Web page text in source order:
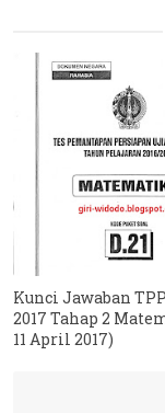
Kunci Jawaban
2017 Tahap 2
11 April 2017)